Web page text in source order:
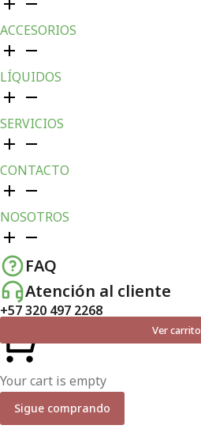
ACCESORIOS
LÍQUIDOS
SERVICIOS
CONTACTO
NOSOTROS
FAQ
Atención al cliente
+57 320 497 2268
Ver carrito
Your cart is empty
Sigue comprando